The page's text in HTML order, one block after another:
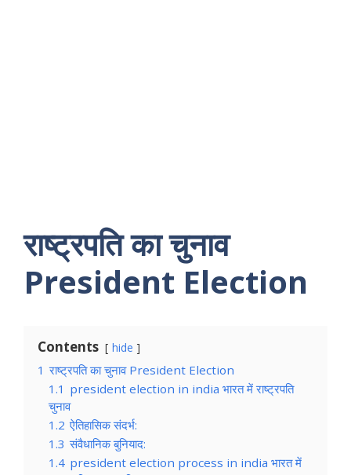
राष्ट्रपति का चुनाव
President Election
Contents hide
1 राष्ट्रपति का चुनाव President Election
1.1 president election in india भारत में राष्ट्रपति
चुनाव
1.2 ऐतिहासिक संदर्भ:
1.3 संवैधानिक बुनियाद:
1.4 president election process in india भारत में